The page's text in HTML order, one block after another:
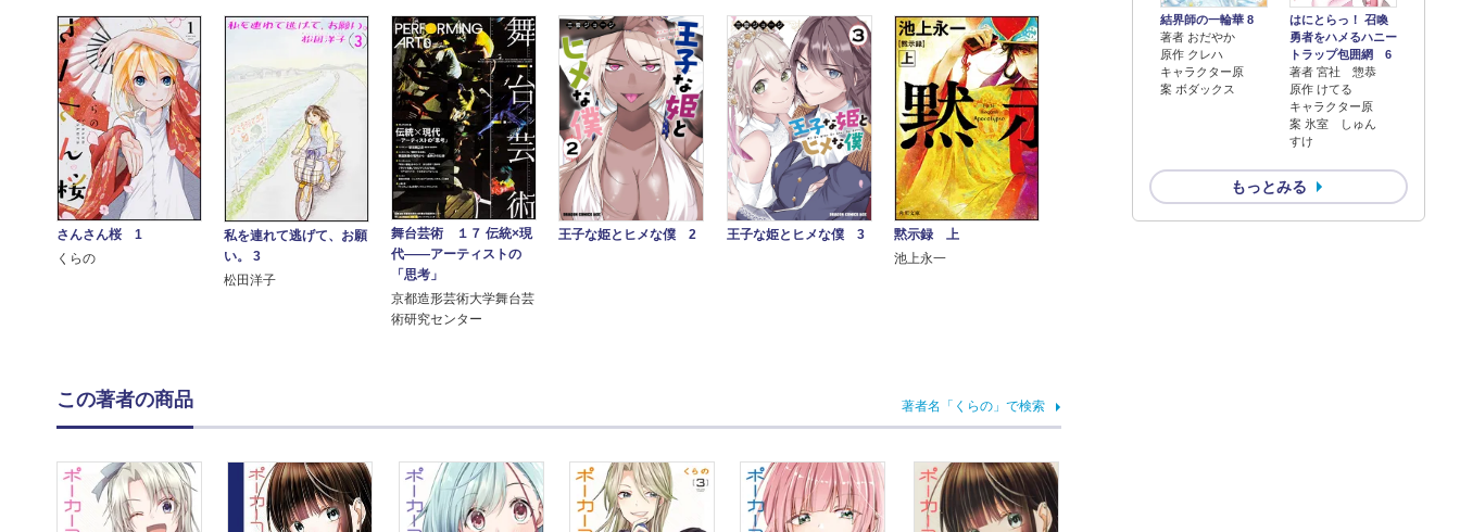
結界師の一輪華 8
著者 おだやか
原作 クレハ
キャラクター原
案 ボダックス
はにとらっ！ 召喚
勇者をハメるハニー
トラップ包囲網 6
著者 宮社 惣恭
原作 けてる
キャラクター原
案 氷室 しゅん
すけ
もっとみる
さんさん桜 1
くらの
私を連れて逃げて、お願
い。 3
松田洋子
舞台芸術 １７ 伝統×現
代――アーティストの
「思考」
京都造形芸術大学舞台芸
術研究センター
王子な姫とヒメな僕 2 王子な姫とヒメな僕 3
黙示録 上
池上永一
この著者の商品 著者名「くらの」で検索